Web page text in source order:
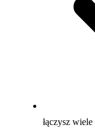
łączysz